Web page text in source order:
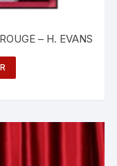
– H. EVANS